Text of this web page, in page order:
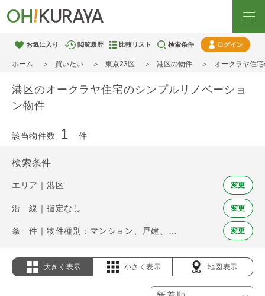
お気に入り 閲覧履歴 比較リスト 検索条件 ログイン
ホーム 買いたい 東京23区 港区の物件 オークラヤ住
港区のオークラヤ住宅のシンプルリノベーショ
ン物件
該当物件数 1 件
検索条件
エリア｜港区 変更
沿 線｜指定なし 変更
変更
大きく表示 小さく表示 地図表示